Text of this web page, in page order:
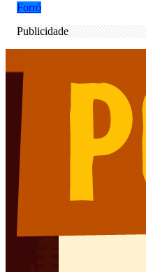
Forró
Publicidade